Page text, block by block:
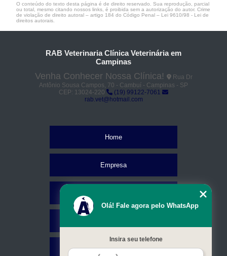
O conteúdo do texto desta página é de direito reservado. Sua reprodução, parcial
ou total, mesmo citando nossos links, é proibida sem a autorização do autor. Crime
de violação de direito autoral – artigo 184 do Código Penal – Lei 9610/98 - Lei de
direitos autorais
RAB Veterinaria Clínica Veterinária em
Campinas
Venha Conhecer Nossa Clínica!
Rua Dr
Antônio Sousa Campos, 70 - Cambuí - Campinas - SP
CEP: 13024-220
(19) 99122-7061
rab.vet@hotmail.com
Home
Empresa
Contato
Olá! Fale agora pelo WhatsApp
Insira seu telefone